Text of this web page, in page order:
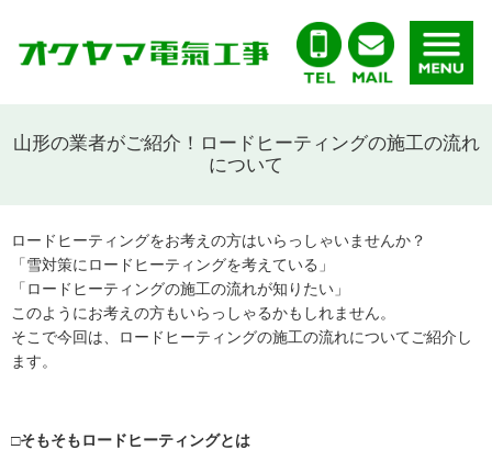
山形の業者がご紹介！ロードヒーティングの施工の流れ
について
ロードヒーティングをお考えの方はいらっしゃいませんか？
「雪対策にロードヒーティングを考えている」
「ロードヒーティングの施工の流れが知りたい」
このようにお考えの方もいらっしゃるかもしれません。
そこで今回は、ロードヒーティングの施工の流れについてご紹介し
ます。
□そもそもロードヒーティングとは